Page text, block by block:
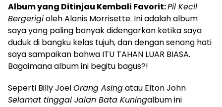
Album yang Ditinjau Kembali Favorit:Pil Kecil
Bergerigioleh Alanis Morrisette. Ini adalah album
saya yang paling banyak didengarkan ketika saya
duduk di bangku kelas tujuh, dan dengan senang hati
saya sampaikan bahwa ITU TAHAN LUAR BIASA.
Bagaimana album ini begitu bagus?!
Seperti Billy JoelOrang Asingatau Elton John
Selamat tinggal Jalan Bata Kuningalbum ini